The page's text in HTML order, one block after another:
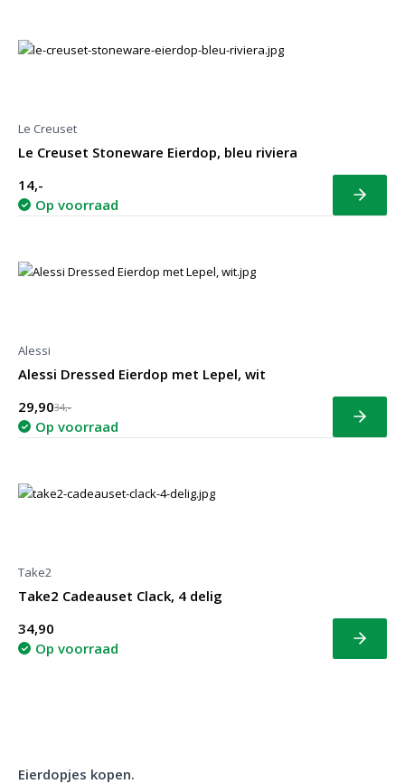
Le Creuset
Le Creuset Stoneware Eierdop, bleu riviera
14,-
Op voorraad
Bekijk
Alessi
Alessi Dressed Eierdop met Lepel, wit
29,9034,-
Op voorraad Bekijk
Take2
Take2 Cadeauset Clack, 4 delig
34,90
Op voorraad
Bekijk
Eierdopjes kopen.